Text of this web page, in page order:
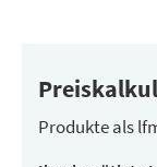
Produkte als